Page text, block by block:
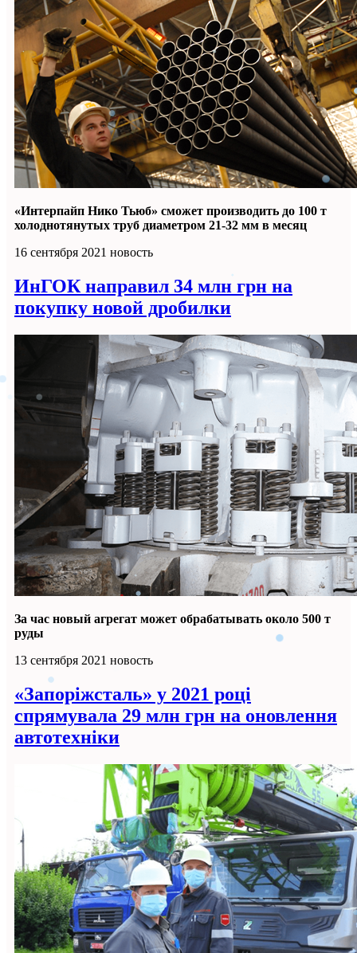
«Интерпайп Нико Тьюб» сможет производить до 100 т
холоднотянутых труб диаметром 21-32 мм в месяц
16 сентября 2021 новость
ИнГОК направил 34 млн грн на
покупку новой дробилки
За час новый агрегат может обрабатывать около 500 т
руды
13 сентября 2021 новость
«Запоріжсталь» у 2021 році
спрямувала 29 млн грн на оновлення
автотехніки